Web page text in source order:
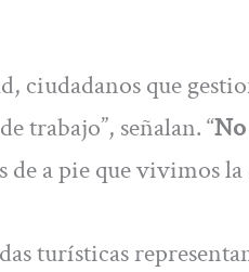
ciudadanos que
trabajo”, señalan. “No
de a pie que vivimos
turísticas